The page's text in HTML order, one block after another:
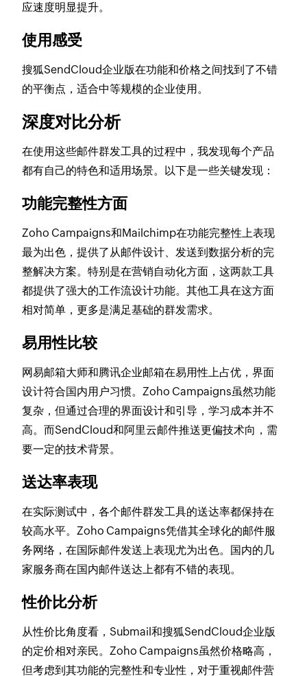
应速度明显提升。
使用感受
搜狐SendCloud企业版在功能和价格之间找到了不错
的平衡点，适合中等规模的企业使用。
深度对比分析
在使用这些邮件群发工具的过程中，我发现每个产品
都有自己的特色和适用场景。以下是一些关键发现：
功能完整性方面
Zoho Campaigns和Mailchimp在功能完整性上表现
最为出色，提供了从邮件设计、发送到数据分析的完
整解决方案。特别是在营销自动化方面，这两款工具
都提供了强大的工作流设计功能。其他工具在这方面
相对简单，更多是满足基础的群发需求。
易用性比较
网易邮箱大师和腾讯企业邮箱在易用性上占优，界面
设计符合国内用户习惯。Zoho Campaigns虽然功能
复杂，但通过合理的界面设计和引导，学习成本并不
高。而SendCloud和阿里云邮件推送更偏技术向，需
要一定的技术背景。
送达率表现
在实际测试中，各个邮件群发工具的送达率都保持在
较高水平。Zoho Campaigns凭借其全球化的邮件服
务网络，在国际邮件发送上表现尤为出色。国内的几
家服务商在国内邮件送达上都有不错的表现。
性价比分析
从性价比角度看，Submail和搜狐SendCloud企业版
的定价相对亲民。Zoho Campaigns虽然价格略高，
但考虑到其功能的完整性和专业性，对于重视邮件营